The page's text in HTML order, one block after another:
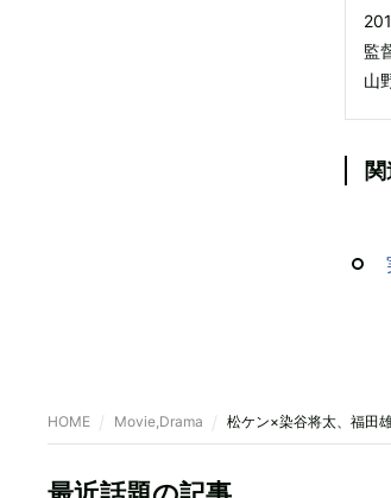
監
山
HOME Movie,Drama 松ケン×染谷将太、福田